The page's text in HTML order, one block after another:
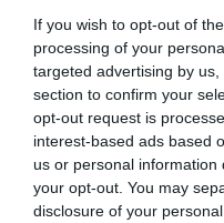
If you wish to opt-out of
processing of your
targeted advertising by
section to confirm your
opt-out request is
interest-based ads based
us or personal
your opt-out. You may
disclosure of your
των Ταγμάτων